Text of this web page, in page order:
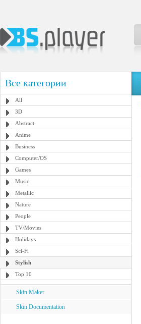
Все категории
All
3D
Abstract
Anime
Business
Computer/OS
Games
Music
Metallic
Nature
People
TV/Movies
Holidays
Sci-Fi
Stylish
Top 10
Skin Maker
Skin Documentation